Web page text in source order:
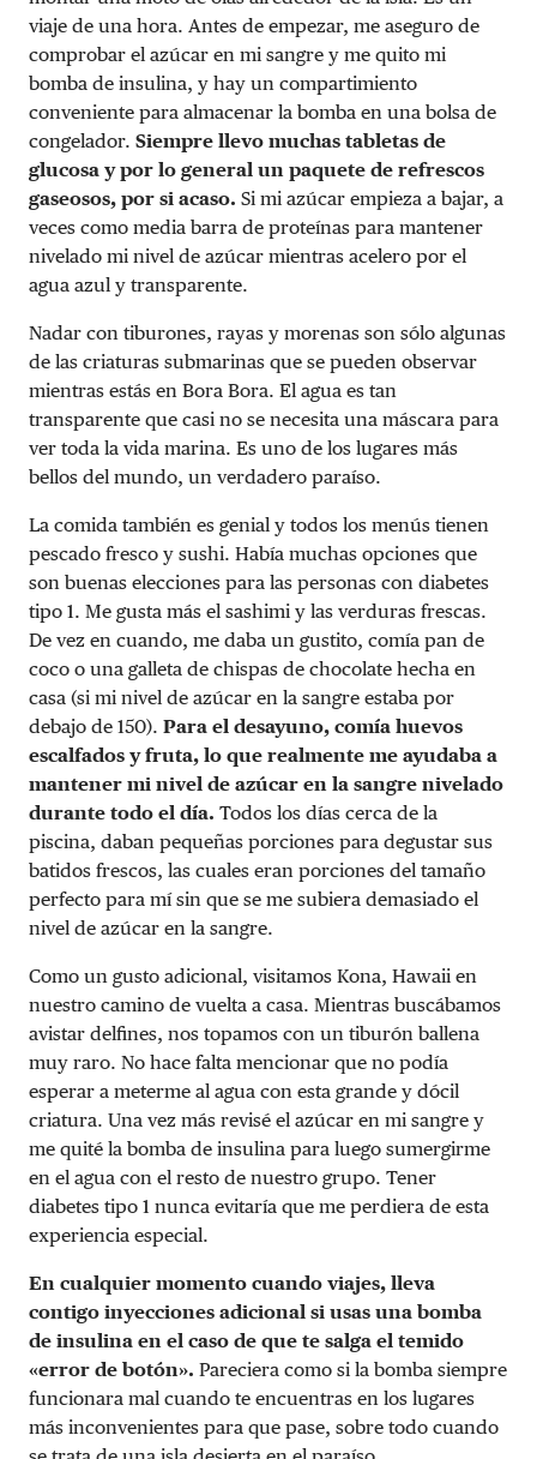
viaje de una hora. Antes de empezar, me aseguro de
comprobar el azúcar en mi sangre y me quito mi
bomba de insulina, y hay un compartimiento
conveniente para almacenar la bomba en una bolsa de
congelador. Siempre llevo muchas tabletas de
glucosa y por lo general un paquete de refrescos
gaseosos, por si acaso. Si mi azúcar empieza a bajar, a
veces como media barra de proteínas para mantener
nivelado mi nivel de azúcar mientras acelero por el
agua azul y transparente.
Nadar con tiburones, rayas y morenas son sólo algunas
de las criaturas submarinas que se pueden observar
mientras estás en Bora Bora. El agua es tan
transparente que casi no se necesita una máscara para
ver toda la vida marina. Es uno de los lugares más
bellos del mundo, un verdadero paraíso.
La comida también es genial y todos los menús tienen
pescado fresco y sushi. Había muchas opciones que
son buenas elecciones para las personas con diabetes
tipo 1. Me gusta más el sashimi y las verduras frescas.
De vez en cuando, me daba un gustito, comía pan de
coco o una galleta de chispas de chocolate hecha en
casa (si mi nivel de azúcar en la sangre estaba por
debajo de 150). Para el desayuno, comía huevos
escalfados y fruta, lo que realmente me ayudaba a
mantener mi nivel de azúcar en la sangre nivelado
durante todo el día. Todos los días cerca de la
piscina, daban pequeñas porciones para degustar sus
batidos frescos, las cuales eran porciones del tamaño
perfecto para mí sin que se me subiera demasiado el
nivel de azúcar en la sangre.
Como un gusto adicional, visitamos Kona, Hawaii en
nuestro camino de vuelta a casa. Mientras buscábamos
avistar delfines, nos topamos con un tiburón ballena
muy raro. No hace falta mencionar que no podía
esperar a meterme al agua con esta grande y dócil
criatura. Una vez más revisé el azúcar en mi sangre y
me quité la bomba de insulina para luego sumergirme
en el agua con el resto de nuestro grupo. Tener
diabetes tipo 1 nunca evitaría que me perdiera de esta
experiencia especial.
En cualquier momento cuando viajes, lleva
contigo inyecciones adicional si usas una bomba
de insulina en el caso de que te salga el temido
«error de botón». Pareciera como si la bomba siempre
funcionara mal cuando te encuentras en los lugares
más inconvenientes para que pase, sobre todo cuando